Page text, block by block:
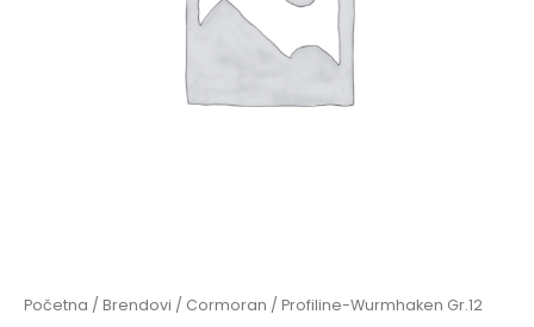
Početna / Brendovi / Cormoran / Profiline-Wurmhaken Gr.12